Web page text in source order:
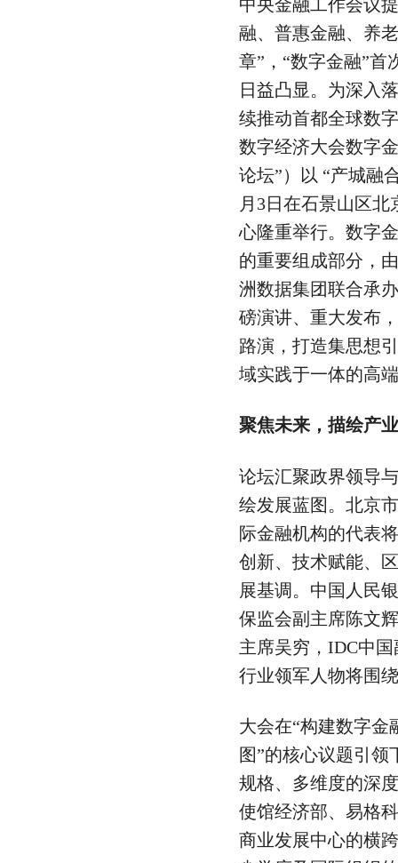
中央金融工作会议
融、普惠金融、养
章”，“数字金融”首
日益凸显。为深入
续推动首都全球数
数字经济大会数字
论坛”）以 “产城融
月3日在石景山区
心隆重举行。数字
的重要组成部分，
洲数据集团联合承
磅演讲、重大发布
路演，打造集思想
域实践于一体的高
聚焦未来，描绘产
论坛汇聚政界领导
绘发展蓝图。北京
际金融机构的代表
创新、技术赋能、
展基调。中国人民
保监会副主席陈文
主席吴穷，IDC中
行业领军人物将围
大会在“构建数字金
图”的核心议题引
规格、多维度的深
使馆经济部、易格
商业发展中心的横